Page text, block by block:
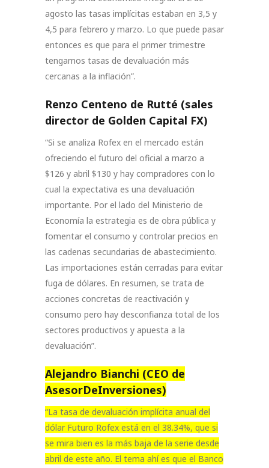
agosto las tasas implícitas estaban en 3,5 y
4,5 para febrero y marzo. Lo que puede pasar
entonces es que para el primer trimestre
tengamos tasas de devaluación más
cercanas a la inflación”.
Renzo Centeno de Rutté (sales
director de Golden Capital FX)
“Si se analiza Rofex en el mercado están
ofreciendo el futuro del oficial a marzo a
$126 y abril $130 y hay compradores con lo
cual la expectativa es una devaluación
importante. Por el lado del Ministerio de
Economía la estrategia es de obra pública y
fomentar el consumo y controlar precios en
las cadenas secundarias de abastecimiento.
Las importaciones están cerradas para evitar
fuga de dólares. En resumen, se trata de
acciones concretas de reactivación y
consumo pero hay desconfianza total de los
sectores productivos y apuesta a la
devaluación”.
Alejandro Bianchi (CEO de
AsesorDeInversiones)
“La tasa de devaluación implícita anual del
dólar Futuro Rofex está en el 38.34%, que si
se mira bien es la más baja de la serie desde
abril de este año. El tema ahí es que el Banco